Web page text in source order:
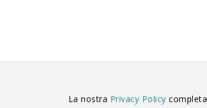
La nostra Privacy Policycompleta